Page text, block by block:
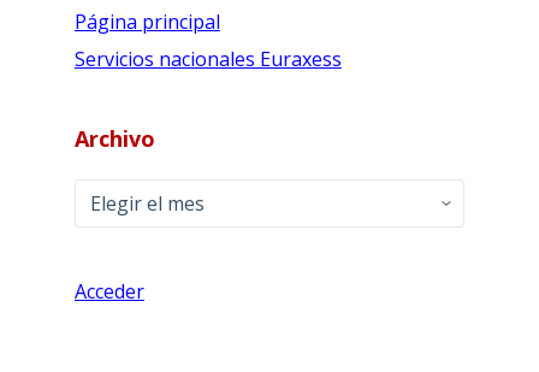
Página principal
Servicios nacionales Euraxess
Archivo
Archivo
Acceder